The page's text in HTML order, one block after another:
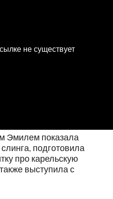
Эмилем показала
подготовила
про карельскую
выступила с